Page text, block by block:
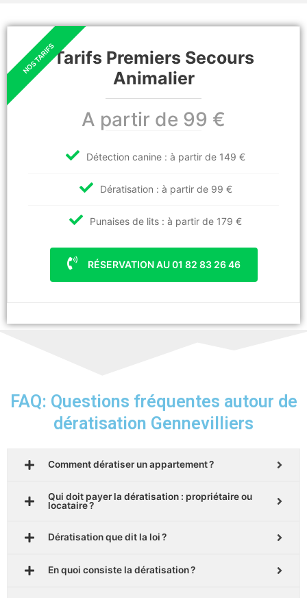
Tarifs Premiers Secours
Animalier
A partir de 99 €
Détection canine : à partir de 149 €
Dératisation : à partir de 99 €
Punaises de lits : à partir de 179 €
RÉSERVATION AU 01 82 83 26 46
FAQ: Questions fréquentes autour de
dératisation Gennevilliers
Comment dératiser un appartement ?
Qui doit payer la dératisation : propriétaire ou
locataire ?
Dératisation que dit la loi ?
En quoi consiste la dératisation ?